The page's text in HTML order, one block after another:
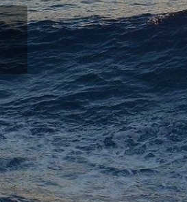
Slide précédent